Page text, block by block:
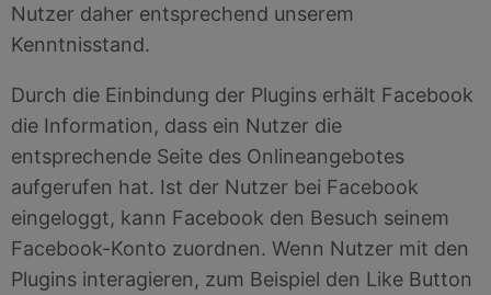
Nutzer daher entsprechend unserem
Kenntnisstand.
Durch die Einbindung der Plugins erhält Facebook
die Information, dass ein Nutzer die
entsprechende Seite des Onlineangebotes
aufgerufen hat. Ist der Nutzer bei Facebook
eingeloggt, kann Facebook den Besuch seinem
Facebook-Konto zuordnen. Wenn Nutzer mit den
Plugins interagieren, zum Beispiel den Like Button